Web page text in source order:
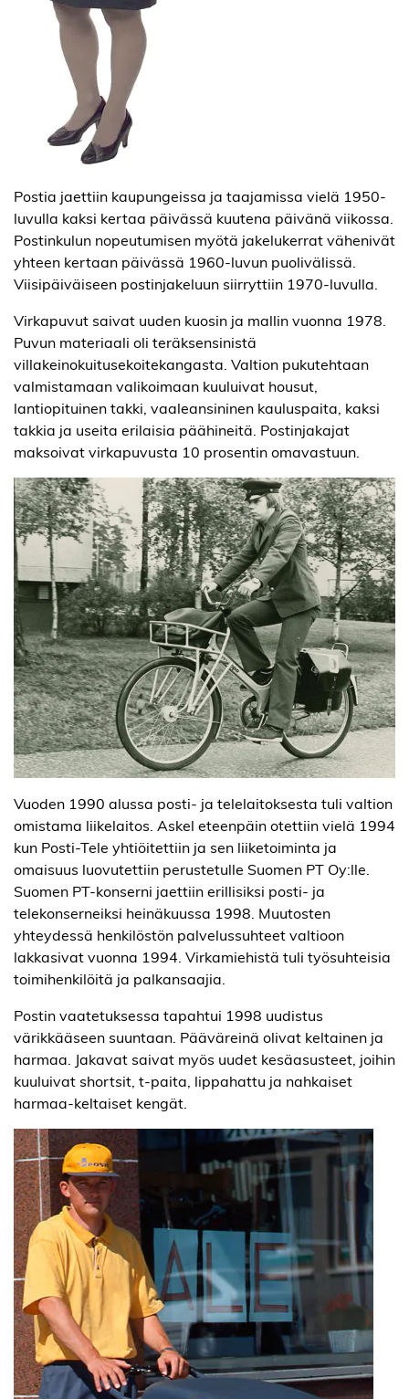
Postia jaettiin kaupungeissa ja taajamissa vielä 1950-
luvulla kaksi kertaa päivässä kuutena päivänä viikossa.
Postinkulun nopeutumisen myötä jakelukerrat vähenivät
yhteen kertaan päivässä 1960-luvun puolivälissä.
Viisipäiväiseen postinjakeluun siirryttiin 1970-luvulla.
Virkapuvut saivat uuden kuosin ja mallin vuonna 1978.
Puvun materiaali oli teräksensinistä
villakeinokuitusekoitekangasta. Valtion pukutehtaan
valmistamaan valikoimaan kuuluivat housut,
lantiopituinen takki, vaaleansininen kauluspaita, kaksi
takkia ja useita erilaisia päähineitä. Postinjakajat
maksoivat virkapuvusta 10 prosentin omavastuun.
Vuoden 1990 alussa posti- ja telelaitoksesta tuli valtion
omistama liikelaitos. Askel eteenpäin otettiin vielä 1994
kun Posti-Tele yhtiöitettiin ja sen liiketoiminta ja
omaisuus luovutettiin perustetulle Suomen PT Oy:lle.
Suomen PT-konserni jaettiin erillisiksi posti- ja
telekonserneiksi heinäkuussa 1998. Muutosten
yhteydessä henkilöstön palvelussuhteet valtioon
lakkasivat vuonna 1994. Virkamiehistä tuli työsuhteisia
toimihenkilöitä ja palkansaajia.
Postin vaatetuksessa tapahtui 1998 uudistus
värikkääseen suuntaan. Pääväreinä olivat keltainen ja
harmaa. Jakavat saivat myös uudet kesäasusteet, joihin
kuuluivat shortsit, t-paita, lippahattu ja nahkaiset
harmaa-keltaiset kengät.